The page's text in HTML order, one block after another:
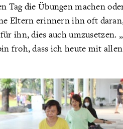
die Übungen machen
Eltern erinnern ihn oft
ihn, dies auch umzusetzen.
froh, dass ich heute mit